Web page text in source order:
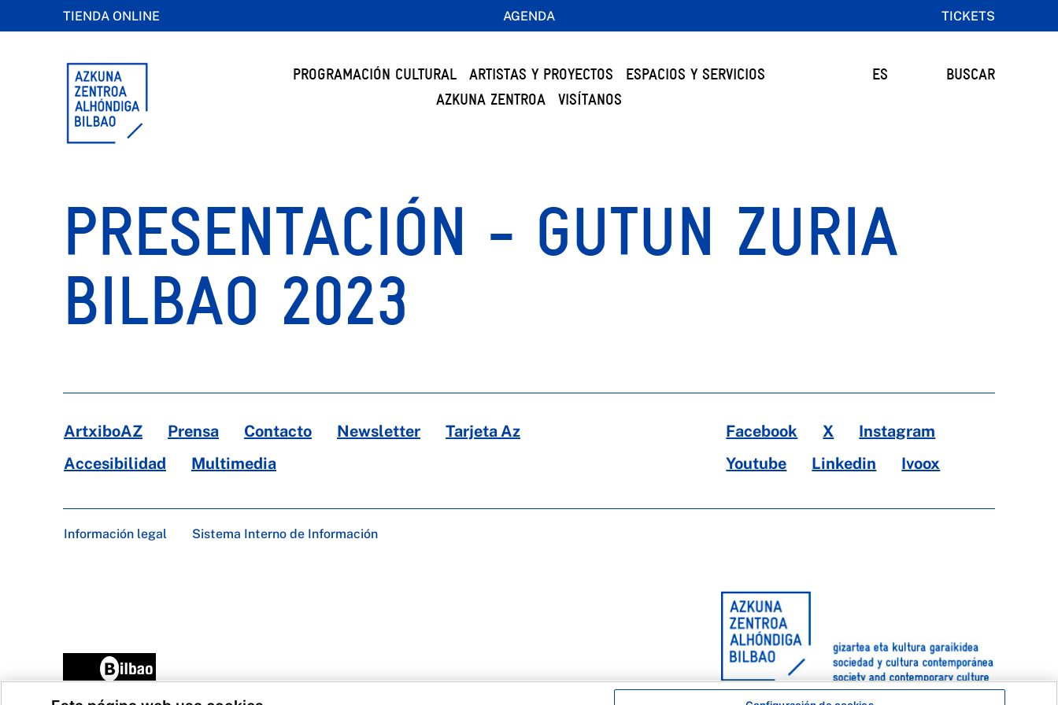
TIENDA ONLINE AGENDA TICKETS
PROGRAMACIÓN CULTURAL ARTISTAS Y PROYECTOS
ESPACIOS Y SERVICIOS
AZKUNA ZENTROA
VISÍTANOS
ES BUSCAR
PRESENTACIÓN - GUTUN ZURIA
BILBAO 2023
ArtxiboAZ Prensa Contacto Newsletter
Tarjeta Az
Accesibilidad
Multimedia
Facebook X
Instagram
Youtube
Linkedin Ivoox
Información legal Sistema Interno de Información